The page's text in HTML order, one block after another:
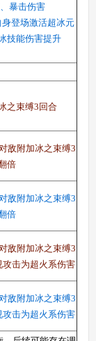
暴击伤害
登场激活超冰元
技能伤害提升
之束缚3回合
敌附加冰之束缚3
倍
敌附加冰之束缚3
倍
敌附加冰之束缚3
击为超火系伤害
敌附加冰之束缚3
击为超火系伤害